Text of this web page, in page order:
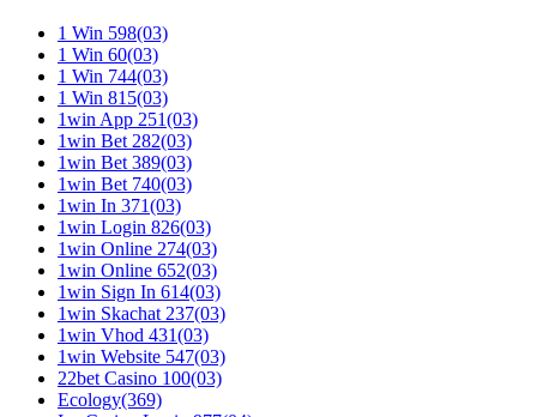
1 Win 598(03)
1 Win 60(03)
1 Win 744(03)
1 Win 815(03)
1win App 251(03)
1win Bet 282(03)
1win Bet 389(03)
1win Bet 740(03)
1win In 371(03)
1win Login 826(03)
1win Online 274(03)
1win Online 652(03)
1win Sign In 614(03)
1win Skachat 237(03)
1win Vhod 431(03)
1win Website 547(03)
22bet Casino 100(03)
Ecology(369)